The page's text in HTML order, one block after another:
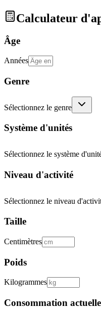
Calculateur
Âge
Années
Genre
Sélectionnez le genre
Système d'unités
Sélectionnez le système
Niveau d'activité
Sélectionnez le niveau
Taille
Centimètres
Poids
Kilogrammes
Consommation